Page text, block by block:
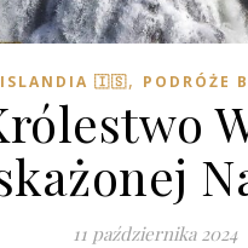
ISLANDIA 🇮🇸, PODRÓŻE
11 października 2024